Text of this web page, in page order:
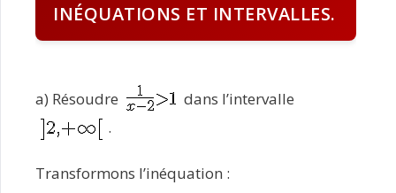
INÉQUATIONS ET INTERVALLES.
a) Résoudre
dans l’intervalle
.
Transformons l’inéquation :